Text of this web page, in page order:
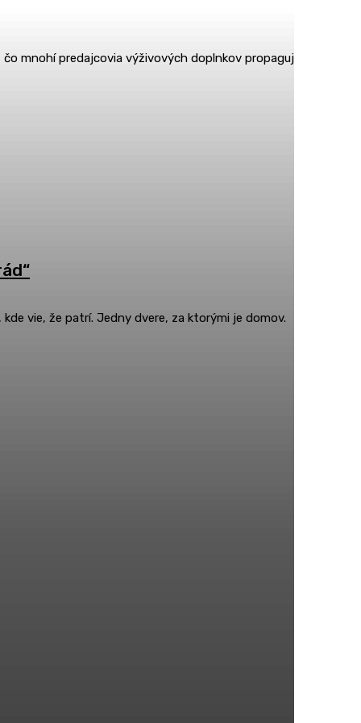
mnohí predajcovia výživových doplnkov propagujú.
vie, že patrí. Jedny dvere, za ktorými je domov.